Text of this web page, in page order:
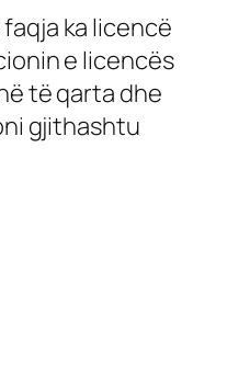
ka licencë
e licencës
të qarta dhe
gjithashtu